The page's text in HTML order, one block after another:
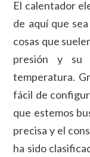
El calentador
de aquí que
cosas que
presión y su
temperatura.
fácil de
que estemos
precisa y el
ha sido